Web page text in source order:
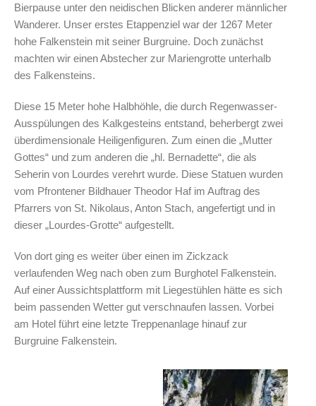
Bierpause unter den neidischen Blicken anderer männlicher
Wanderer. Unser erstes Etappenziel war der 1267 Meter
hohe Falkenstein mit seiner Burgruine. Doch zunächst
machten wir einen Abstecher zur Mariengrotte unterhalb
des Falkensteins.
Diese 15 Meter hohe Halbhöhle, die durch Regenwasser-
Ausspülungen des Kalkgesteins entstand, beherbergt zwei
überdimensionale Heiligenfiguren. Zum einen die „Mutter
Gottes“ und zum anderen die „hl. Bernadette“, die als
Seherin von Lourdes verehrt wurde. Diese Statuen wurden
vom Pfrontener Bildhauer Theodor Haf im Auftrag des
Pfarrers von St. Nikolaus, Anton Stach, angefertigt und in
dieser „Lourdes-Grotte“ aufgestellt.
Von dort ging es weiter über einen im Zickzack
verlaufenden Weg nach oben zum Burghotel Falkenstein.
Auf einer Aussichtsplattform mit Liegestühlen hätte es sich
beim passenden Wetter gut verschnaufen lassen. Vorbei
am Hotel führt eine letzte Treppenanlage hinauf zur
Burgruine Falkenstein.